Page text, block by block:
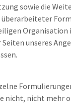
sowie die
überarbeiteter
Organisation
unseres
nicht, nicht mehr